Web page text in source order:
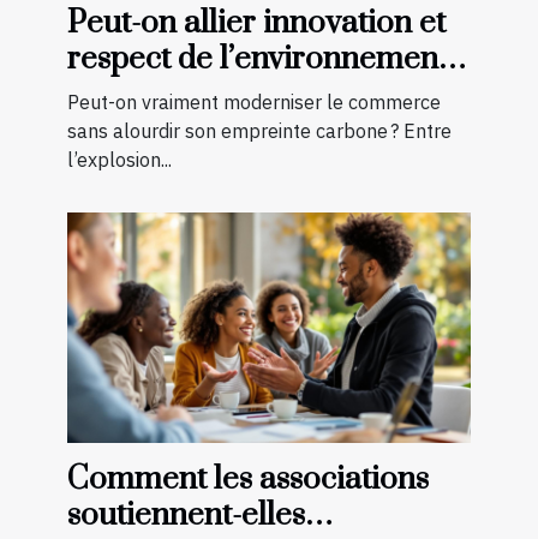
Peut-on allier innovation et
respect de l’environnement
en boutique ?
Peut-on vraiment moderniser le commerce
sans alourdir son empreinte carbone ? Entre
l’explosion...
Comment les associations
soutiennent-elles